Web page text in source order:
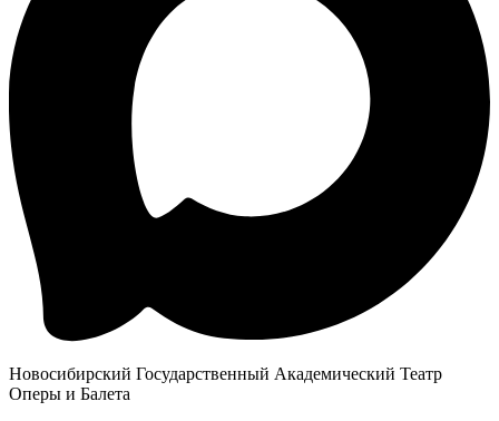
Новосибирский Государственный Академический Театр
Оперы и Балета